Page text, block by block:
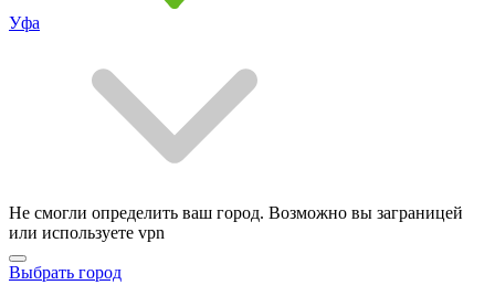
Уфа
Не смогли определить ваш город. Возможно вы заграницей
или используете vpn
Выбрать город